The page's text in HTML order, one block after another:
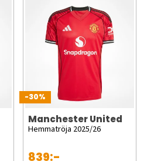
-30%
Manchester United
Hemmatröja 2025/26
839:-